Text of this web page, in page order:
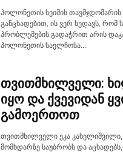
პოლონეთის სეიმის
განცხადებით, ის ვერ ხედავს,
პრობლემების გადაჭრით არის
პოლონეთის საელჩოსა...
თვითმხილველი:
იყო და ქვევიდან
გამოერთოთ
თვითმხილველი ეკა
მომხდარზე საუბრობს და